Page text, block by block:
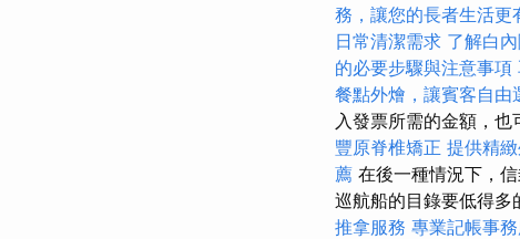
務，讓您的長者生活更
日常清潔需求 了解白
的必要步驟與注意事項
餐點外燴，讓賓客自由
入發票所需的金額，也
豐原脊椎矯正 提供精
薦 在後一種情況下，
巡航船的目錄要低得多
推拿服務 專業記帳事